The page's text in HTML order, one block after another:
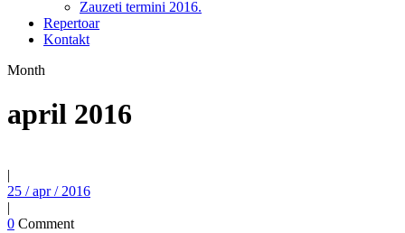
Zauzeti termini 2016.
Repertoar
Kontakt
Month
april 2016
|
25 / apr / 2016
|
0 Comment